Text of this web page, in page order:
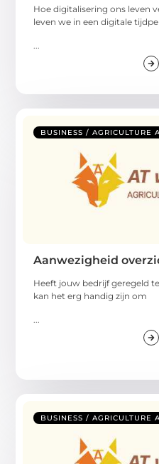
Hoe digitalisering ons leven
leven we in een digitale
BUSINESS / AGRICULTURE
Aanwezigheid
Heeft jouw bedrijf geregeld
kan het erg handig zijn om
BUSINESS / AGRICULTURE